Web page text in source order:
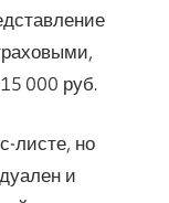
000 руб.
листе, но
и